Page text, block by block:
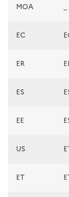
MOA
EC
ER
ES
EE
US
ET